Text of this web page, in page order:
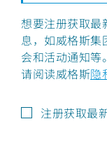
想要注册获取最
息，如威格斯集
会和活动通知等
请阅读威格斯隐
注册获取最